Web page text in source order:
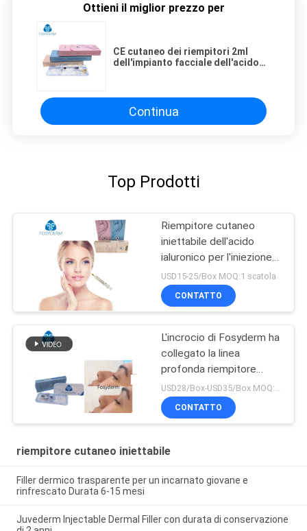
Ottieni il miglior prezzo per
CE cutaneo dei riempitori 2ml
dell'impianto facciale dell'acido
Continua
Top Prodotti
Riempitore cutaneo
iniettabile dell'acido
ialuronico per l'iniezione
antinvecchiamento
USD15-25/Box MOQ:1 scatola
CONTATTO
L'incrocio di Fosyderm ha
collegato la linea
profonda riempitore
cutaneo del riempitore
2ml per Nose Up
CONTATTO
riempitore cutaneo iniettabile
Filler dermico trasparente per un incarnato giovane e
rinfrescato Durata 6-15 mesi
Juvederm Injectable Dermal Filler con durata di conservazione